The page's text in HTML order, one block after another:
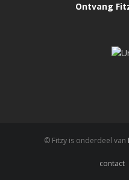
Ontvang
© Fitzy is onderdeel van
contact